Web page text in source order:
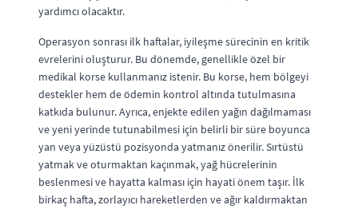
yardımcı olacaktır.
Operasyon sonrası ilk haftalar, iyileşme sürecinin en kritik
evrelerini oluşturur. Bu dönemde, genellikle özel bir
medikal korse kullanmanız istenir. Bu korse, hem bölgeyi
destekler hem de ödemin kontrol altında tutulmasına
katkıda bulunur. Ayrıca, enjekte edilen yağın dağılmaması
ve yeni yerinde tutunabilmesi için belirli bir süre boyunca
yan veya yüzüstü pozisyonda yatmanız önerilir. Sırtüstü
yatmak ve oturmaktan kaçınmak, yağ hücrelerinin
beslenmesi ve hayatta kalması için hayati önem taşır. İlk
birkaç hafta, zorlayıcı hareketlerden ve ağır kaldırmaktan